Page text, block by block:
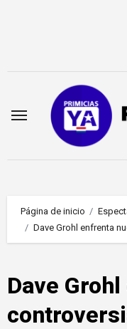
Página de inicio
Dave Grohl enfrenta
Dave